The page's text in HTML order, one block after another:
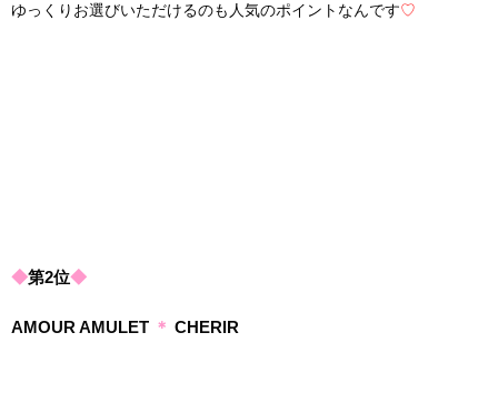
ゆっくりお選びいただけるのも人気のポイントなんです♡
◆第2位◆
AMOUR AMULET ＊ CHERIR